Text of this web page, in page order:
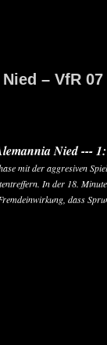
– VfR
Nied ---
mit der aggresiven
In der 18.
dass